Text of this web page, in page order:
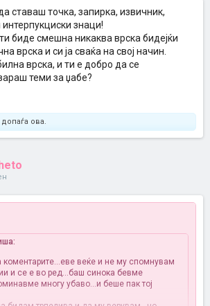
ставаш точка, запирка, извичник,
знаци!
биде смешна никаква врска бидејќи
врска и си ја сваќа на свој начин.
врска, и ти е добро да се
теми за џабе?
ова.
коментарите...еве веќе и не му спомнувам
и се е во ред...баш синока бевме
многу убаво...и беше пак тој